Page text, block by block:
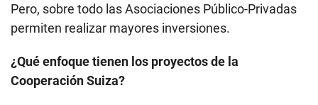
Pero, sobre todo las Asociaciones Público-Privadas
permiten realizar mayores inversiones.
¿Qué enfoque tienen los proyectos de la
Cooperación Suiza?